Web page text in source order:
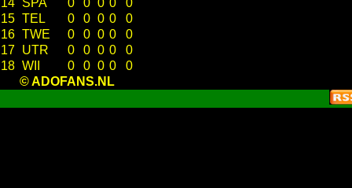
14 SPA 0 0 0 0
0
15 TEL 0 0 0 0
0
16 TWE 0 0 0 0
0
17 UTR 0 0 0 0
0
18 WII 0 0 0 0
0
© ADOFANS.NL